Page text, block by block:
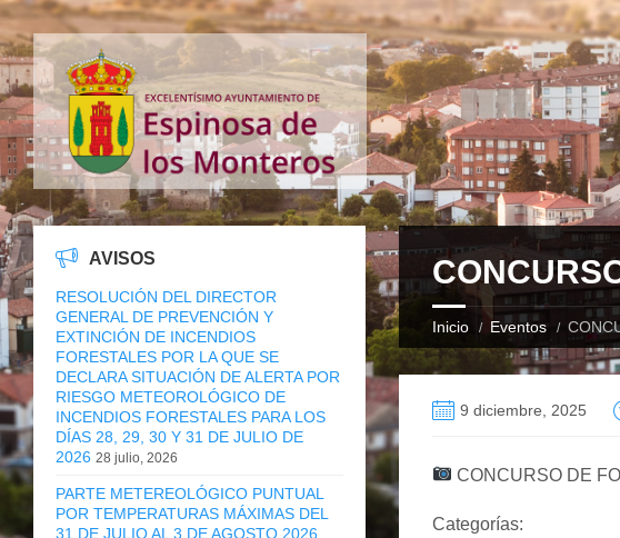
Inicio Eventos
9 diciembre, 2025
CONCURSO DE
Categorías:
AVISOS
RESOLUCIÓN DEL DIRECTOR
GENERAL DE PREVENCIÓN Y
EXTINCIÓN DE INCENDIOS
FORESTALES POR LA QUE SE
DECLARA SITUACIÓN DE ALERTA POR
RIESGO METEOROLÓGICO DE
INCENDIOS FORESTALES PARA LOS
DÍAS 28, 29, 30 Y 31 DE JULIO DE
2026 28 julio, 2026
PARTE METEREOLÓGICO PUNTUAL
POR TEMPERATURAS MÁXIMAS DEL
31 DE JULIO AL 3 DE AGOSTO 2026